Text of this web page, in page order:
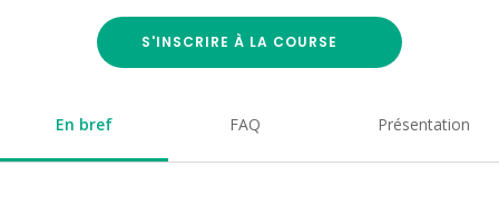
S'INSCRIRE À LA COURSE
En bref FAQ Présentation